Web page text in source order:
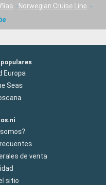
Norwegian Cruise Line
Europa
Seas
de venta
sitio